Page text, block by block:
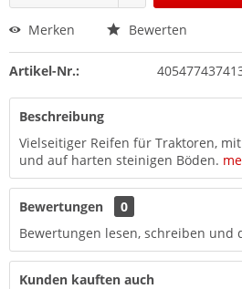
Merken Bewerten
Artikel-Nr.:
Beschreibung
Vielseitiger Reifen für Traktoren,
und auf harten steinigen Böden.
Bewertungen
0
Bewertungen lesen, schreiben und
Kunden kauften auch